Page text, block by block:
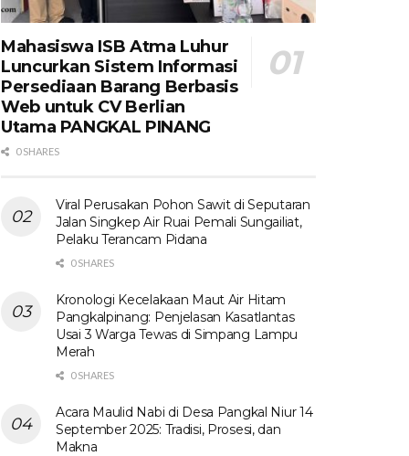
Mahasiswa ISB Atma Luhur
Luncurkan Sistem Informasi
Persediaan Barang Berbasis
Web untuk CV Berlian
Utama​ PANGKAL PINANG
0 SHARES
Viral Perusakan Pohon Sawit di Seputaran
Jalan Singkep Air Ruai Pemali Sungailiat,
Pelaku Terancam Pidana
0 SHARES
Kronologi Kecelakaan Maut Air Hitam
Pangkalpinang: Penjelasan Kasatlantas
Usai 3 Warga Tewas di Simpang Lampu
Merah
0 SHARES
Acara Maulid Nabi di Desa Pangkal Niur 14
September 2025: Tradisi, Prosesi, dan
Makna